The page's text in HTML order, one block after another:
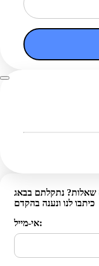
כיתבו לנו ונענה בהקדם
אי-מייל: